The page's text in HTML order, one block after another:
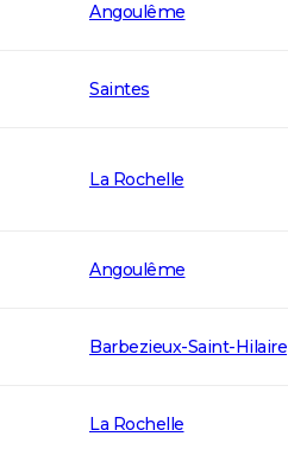
Angoulême
Saintes
La Rochelle
Angoulême
Barbezieux-Saint-Hilaire
La Rochelle